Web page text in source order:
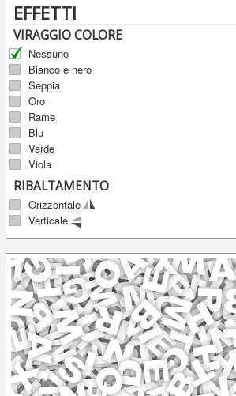
EFFETTI
VIRAGGIO COLORE
Nessuno
Bianco e nero
Seppia
Oro
Rame
Blu
Verde
Viola
RIBALTAMENTO
Orizzontale
Verticale